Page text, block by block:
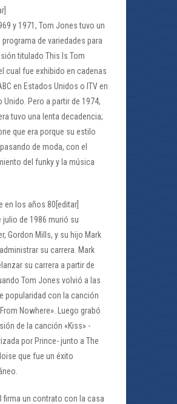
y 1971, Tom Jones tuvo un
de variedades para
titulado This Is Tom
cual fue exhibido en cadenas
en Estados Unidos o ITV en
Unido. Pero a partir de 1974,
tuvo una lenta decadencia;
que era porque su estilo
de moda, con el
del funky y la música
en los años 80[editar]
julio de 1986 murió su
Gordon Mills, y su hijo Mark
administrar su carrera. Mark
su carrera a partir de
Tom Jones volvió a las
popularidad con la canción
Nowhere». Luego grabó
de la canción «Kiss» -
por Prince- junto a The
que fue un éxito
firma un contrato con la casa